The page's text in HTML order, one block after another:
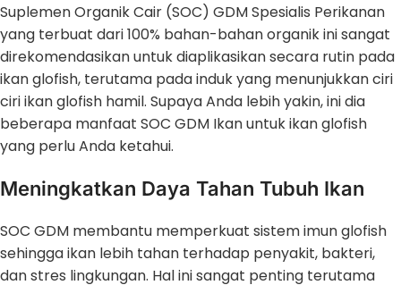
Suplemen Organik Cair (SOC) GDM Spesialis Perikanan
yang terbuat dari 100% bahan-bahan organik ini sangat
direkomendasikan untuk diaplikasikan secara rutin pada
ikan glofish, terutama pada induk yang menunjukkan ciri
ciri ikan glofish hamil. Supaya Anda lebih yakin, ini dia
beberapa manfaat SOC GDM Ikan untuk ikan glofish
yang perlu Anda ketahui.
Meningkatkan Daya Tahan Tubuh Ikan
SOC GDM membantu memperkuat sistem imun glofish
sehingga ikan lebih tahan terhadap penyakit, bakteri,
dan stres lingkungan. Hal ini sangat penting terutama